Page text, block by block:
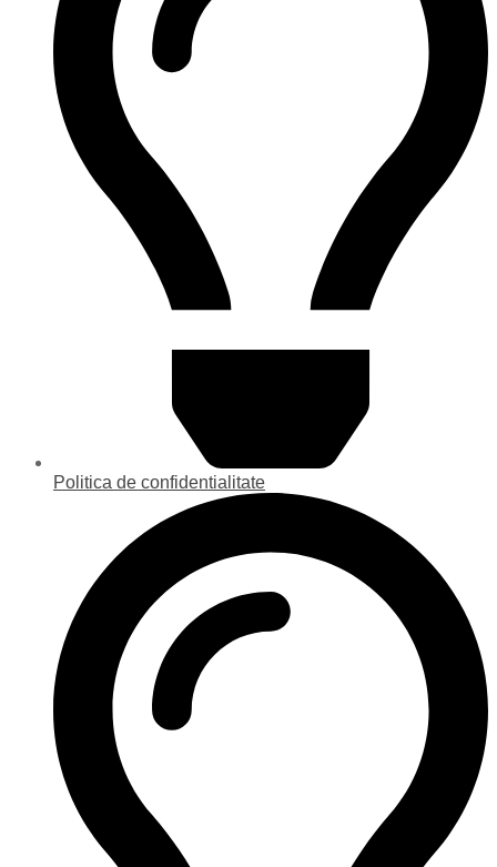
Politica de confidentialitate